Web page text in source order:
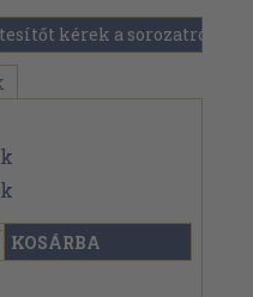
kérek a sorozatról
KOSÁRBA